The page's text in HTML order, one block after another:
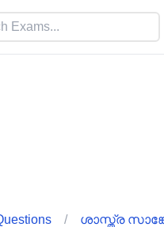
/ ശാസ്ത്ര